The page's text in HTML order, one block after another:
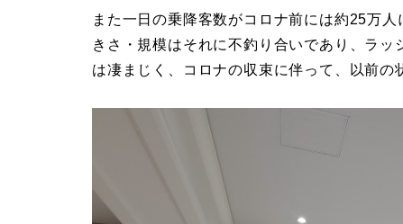
また一日の乗降客数がコロナ前には約25万
きさ・規模はそれに不釣り合いであり、ラ
は凄まじく、コロナの収束に伴って、以前の